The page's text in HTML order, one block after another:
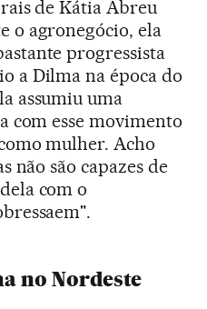
de Kátia Abreu
o agronegócio, ela
progressista
a Dilma na época do
assumiu uma
com esse movimento
mulher. Acho
não são capazes de
com o
no Nordeste